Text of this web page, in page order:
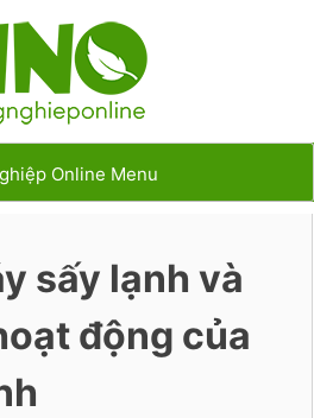
Online Menu
sấy lạnh và
động của